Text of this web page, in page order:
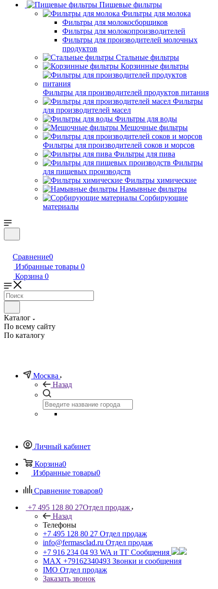
Пищевые фильтры
Фильтры для молока
Фильтры для молокосборщиков
Фильтры для молокопроизводителей
Фильтры для производителей молочных
продуктов
Стальные фильтры
Корзинные фильтры
Фильтры для производителей продуктов питания
Фильтры
для производителей масел
Фильтры для воды
Мешочные фильтры
Фильтры для производителей соков и морсов
Фильтры для пива
Фильтры
для пищевых производств
Фильтры химические
Намывные фильтры
Сорбирующие
материалы
Сравнение0
Избранные товары 0
Корзина 0
Каталог
По всему сайту
По каталогу
Москва
Назад
Личный кабинет
Корзина0
Избранные товары0
Сравнение товаров0
+7 495 128 80 27Отдел продаж
Назад
Телефоны
+7 495 128 80 27 Отдел продаж
info@fermasclad.ru Отдел продаж
+7 916 234 04 93 WA и ТГ Сообщения
MAX +79162340493 Звонки и сообщения
IMO Отдел продаж
Заказать звонок